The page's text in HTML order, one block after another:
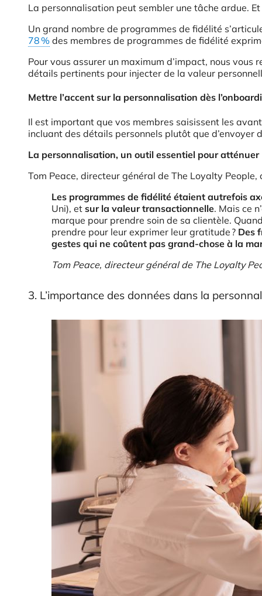
La personnalisation peut sembler une tâche ardue.
Un grand nombre de programmes de fidélité
78 % des membres de programmes de fidélité
Pour vous assurer un maximum d’impact, nous
détails pertinents pour injecter de la valeur
Mettre l’accent sur la personnalisation dès
Il est important que vos membres saisissent les
incluant des détails personnels plutôt que
La personnalisation, un outil essentiel pour
Tom Peace, directeur général de The Loyalty
Les programmes de fidélité étaient autrefois
Uni), et sur la valeur transactionnelle. Mais ce
marque pour prendre soin de sa clientèle.
prendre pour leur exprimer leur gratitude ? Des
gestes qui ne coûtent pas grand-chose à la
Tom Peace, directeur général de The Loyalty
3. L’importance des données dans la